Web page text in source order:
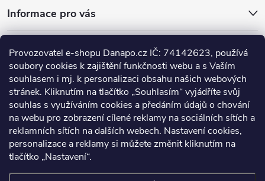
Provozovatel e-shopu Danapo.cz IČ: 74142623, používá
soubory cookies k zajištění funkčnosti webu a s Vaším
souhlasem i mj. k personalizaci obsahu našich webových
stránek. Kliknutím na tlačítko „Souhlasím“ vyjádříte svůj
souhlas s využíváním cookies a předáním údajů o chování
na webu pro zobrazení cílené reklamy na sociálních sítích a
reklamních sítích na dalších webech. Nastavení cookies,
personalizace a reklamy si můžete změnit kliknutím na
tlačítko „Nastavení“.
Informace pro vás
Dotazník
Co upřednosťnujete?
Počet hlasů:437
Facebook
DANAPO - David Černý